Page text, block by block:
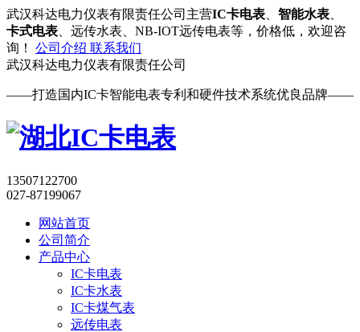
武汉科达电力仪表有限责任公司主营IC卡电表 智能水表
卡式电表 、远传水表、NB-IOT远传电表等，价格低，欢迎咨
询！
公司介绍 联系我们
武汉科达电力仪表有限责任公司
——打造国内IC卡智能电表专利和硬件技术系统优良品牌——
13507122700
027-87199067
网站首页
公司简介
产品中心
IC卡电表
IC卡水表
IC卡煤气表
远传电表